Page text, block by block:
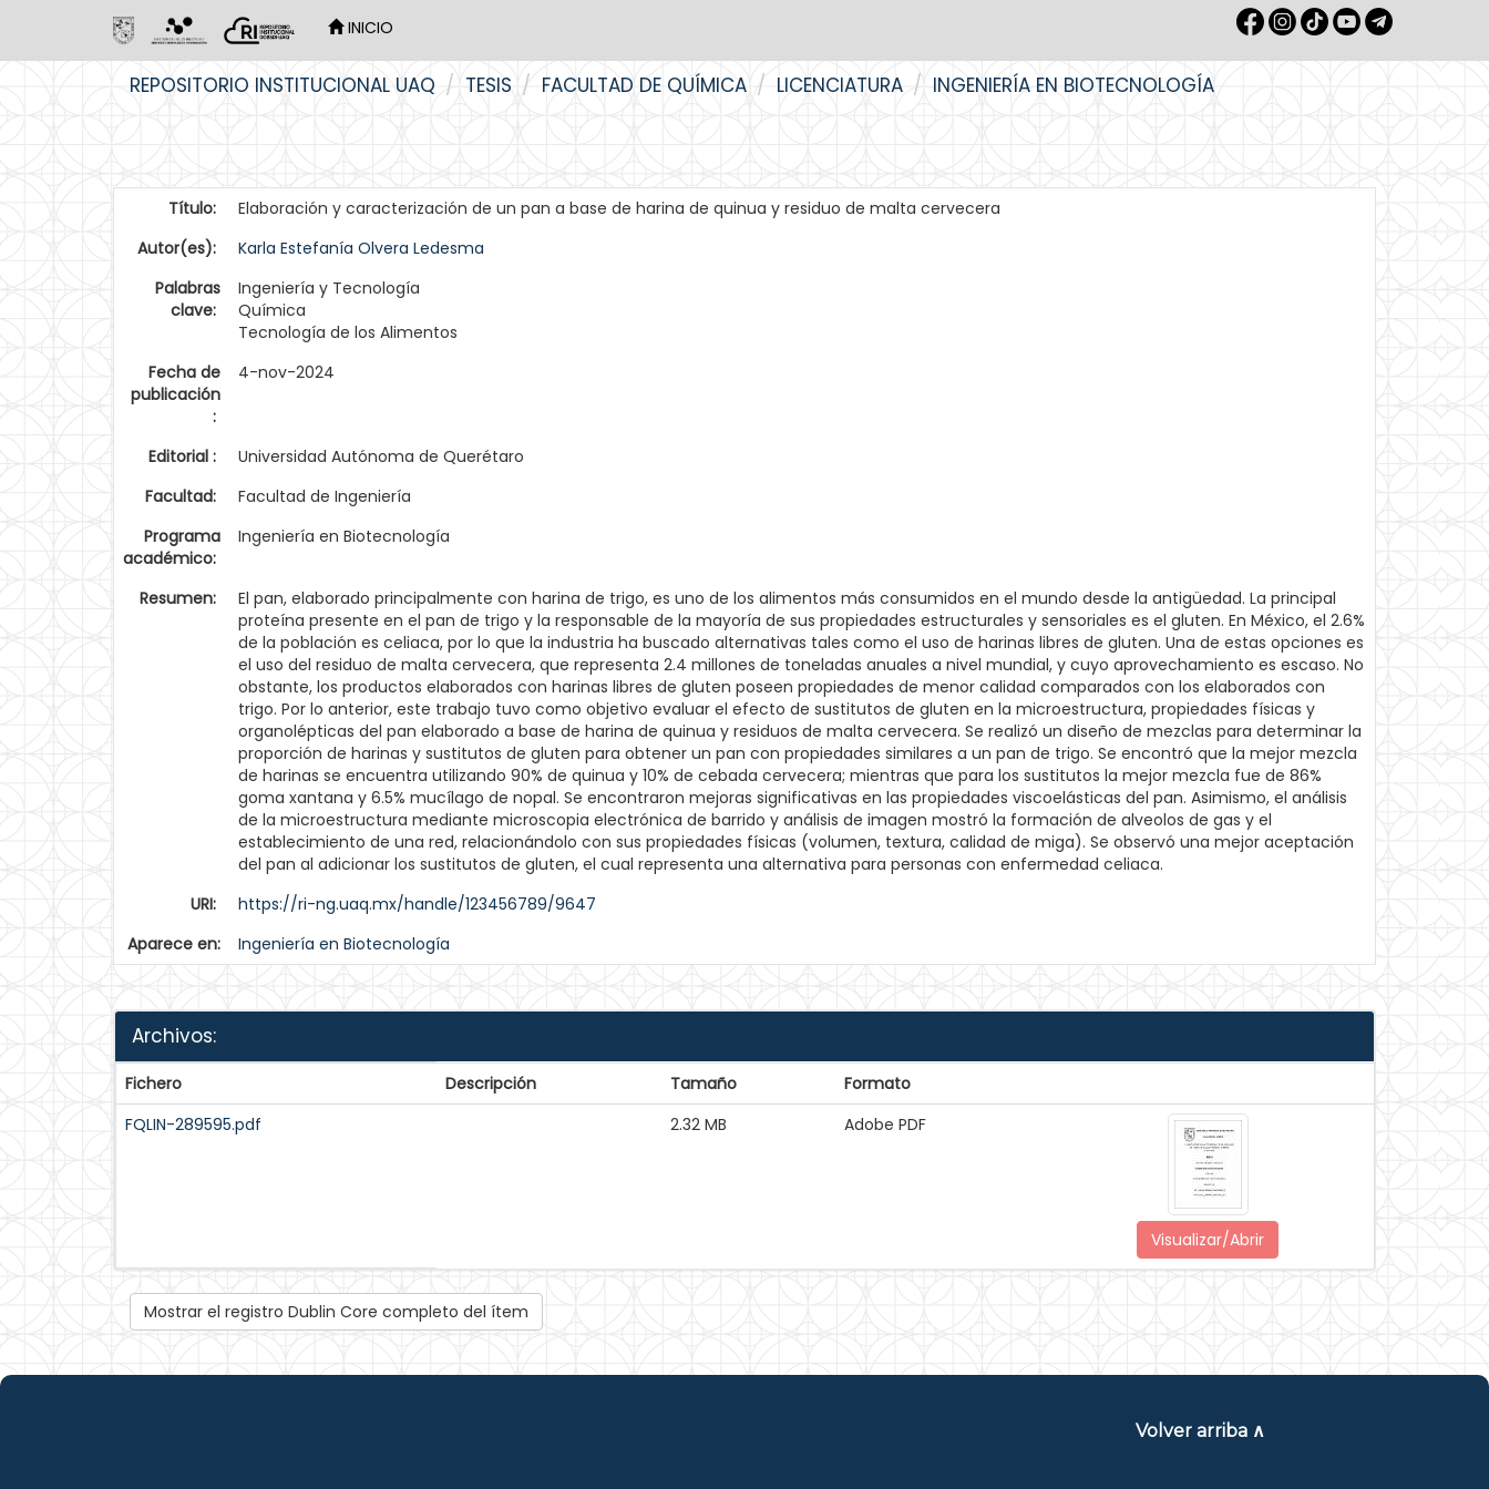
INICIO
REPOSITORIO INSTITUCIONAL UAQ TESIS FACULTAD DE QUÍMICA LICENCIATURA INGENIERÍA EN BIOTECNOLOGÍA
Título:
Elaboración y caracterización de un pan a base de harina de quinua y residuo de malta cervecera
Autor(es):
Karla Estefanía Olvera Ledesma
Palabras
clave:
Ingeniería y Tecnología
Química
Tecnología de los Alimentos
Fecha de
publicación
:
4-nov-2024
Editorial :
Universidad Autónoma de Querétaro
Facultad:
Facultad de Ingeniería
Programa
académico:
Ingeniería en Biotecnología
Resumen:
El pan, elaborado principalmente con harina de trigo, es uno de los alimentos más consumidos en el mundo desde la antigüedad. La principal
proteína presente en el pan de trigo y la responsable de la mayoría de sus propiedades estructurales y sensoriales es el gluten. En México, el 2.6%
de la población es celiaca, por lo que la industria ha buscado alternativas tales como el uso de harinas libres de gluten. Una de estas opciones es
el uso del residuo de malta cervecera, que representa 2.4 millones de toneladas anuales a nivel mundial, y cuyo aprovechamiento es escaso. No
obstante, los productos elaborados con harinas libres de gluten poseen propiedades de menor calidad comparados con los elaborados con
trigo. Por lo anterior, este trabajo tuvo como objetivo evaluar el efecto de sustitutos de gluten en la microestructura, propiedades físicas y
organolépticas del pan elaborado a base de harina de quinua y residuos de malta cervecera. Se realizó un diseño de mezclas para determinar la
proporción de harinas y sustitutos de gluten para obtener un pan con propiedades similares a un pan de trigo. Se encontró que la mejor mezcla
de harinas se encuentra utilizando 90% de quinua y 10% de cebada cervecera; mientras que para los sustitutos la mejor mezcla fue de 86%
goma xantana y 6.5% mucílago de nopal. Se encontraron mejoras significativas en las propiedades viscoelásticas del pan. Asimismo, el análisis
de la microestructura mediante microscopia electrónica de barrido y análisis de imagen mostró la formación de alveolos de gas y el
establecimiento de una red, relacionándolo con sus propiedades físicas (volumen, textura, calidad de miga). Se observó una mejor aceptación
del pan al adicionar los sustitutos de gluten, el cual representa una alternativa para personas con enfermedad celiaca.
URI:
https://ri-ng.uaq.mx/handle/123456789/9647
Aparece en:
Ingeniería en Biotecnología
Archivos:
Fichero Descripción Tamaño
Formato
FQLIN-289595.pdf
2.32 MB Adobe PDF
Visualizar/Abrir
Mostrar el registro Dublin Core completo del ítem
Volver arriba ∧